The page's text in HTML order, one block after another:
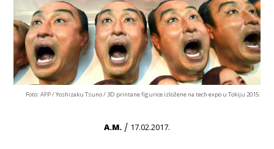
Foto: AFP / Yoshizaku Tsuno / 3D printane figurice izložene na tech expo u Tokiju 2015.
A.M. / 17.02.2017.